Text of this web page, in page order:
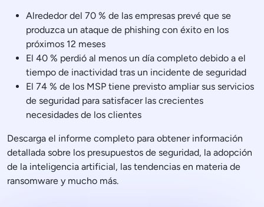
Alrededor del 70 % de las empresas prevé que se
produzca un ataque de phishing con éxito en los
próximos 12 meses
El 40 % perdió al menos un día completo debido a el
tiempo de inactividad tras un incidente de seguridad
El 74 % de los MSP tiene previsto ampliar sus servicios
de seguridad para satisfacer las crecientes
necesidades de los clientes
Descarga el informe completo para obtener información
detallada sobre los presupuestos de seguridad, la adopción
de la inteligencia artificial, las tendencias en materia de
ransomware y mucho más.